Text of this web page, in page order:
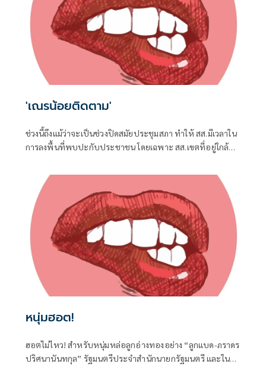
'เณรน้อยติดตาม'
ช่วงนี้ถึงแม้ว่าจะเป็นช่วงปิดสมัยประชุมสภา ทำให้ สส.มีเวลาใน
การลงพื้นที่พบปะกับประชาชน โดยเฉพาะ สส.เขตที่อยู่ใกล้ชิด
ปัญหาในเขต
หนุ่มฮอต!
ฮอตไม่ไหว! สำหรับหนุ่มหล่อลูกอ่างทองอย่าง “ลูกแบด-ภราดร
ปริศนานันทกุล” รัฐมนตรีประจำสำนักนายกรัฐมนตรี และใน